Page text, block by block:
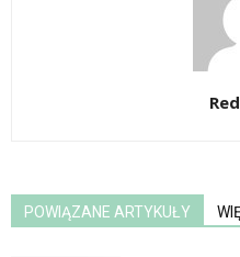
POWIĄZANE ARTYKUŁY